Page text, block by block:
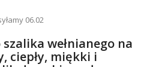
06.02
wełnianego na
ciepły, miękki i